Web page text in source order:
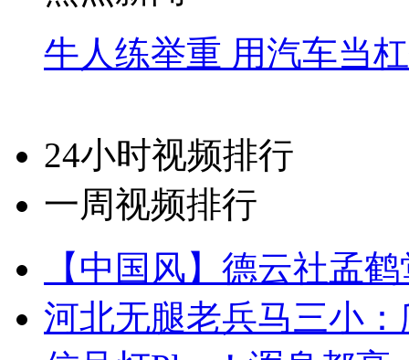
牛人练举重 用汽车当
24小时视频排行
一周视频排行
【中国风】德云社孟
河北无腿老兵马三小